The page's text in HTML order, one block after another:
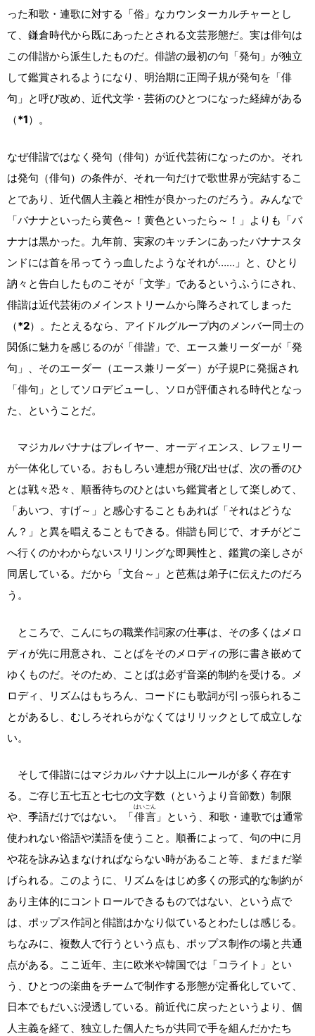
った和歌・連歌に対する「俗」なカウンターカルチャーとし
て、鎌倉時代から既にあったとされる文芸形態だ。実は俳句は
この俳諧から派生したものだ。俳諧の最初の句「発句」が独立
して鑑賞されるようになり、明治期に正岡子規が発句を「俳
句」と呼び改め、近代文学・芸術のひとつになった経緯がある
（*1）。
なぜ俳諧ではなく発句（俳句）が近代芸術になったのか。それ
は発句（俳句）の条件が、それ一句だけで歌世界が完結するこ
とであり、近代個人主義と相性が良かったのだろう。みんなで
「バナナといったら黄色～！黄色といったら～！」よりも「バ
ナナは黒かった。九年前、実家のキッチンにあったバナナスタ
ンドには首を吊ってうっ血したようなそれが……」と、ひとり
訥々と告白したものこそが「文学」であるというふうにされ、
俳諧は近代芸術のメインストリームから降ろされてしまった
（*2）。たとえるなら、アイドルグループ内のメンバー同士の
関係に魅力を感じるのが「俳諧」で、エース兼リーダーが「発
句」、そのエーダー（エース兼リーダー）が子規Pに発掘され
「俳句」としてソロデビューし、ソロが評価される時代となっ
た、ということだ。
マジカルバナナはプレイヤー、オーディエンス、レフェリー
が一体化している。おもしろい連想が飛び出せば、次の番のひ
とは戦々恐々、順番待ちのひとはいち鑑賞者として楽しめて、
「あいつ、すげ～」と感心することもあれば「それはどうな
ん？」と異を唱えることもできる。俳諧も同じで、オチがどこ
へ行くのかわからないスリリングな即興性と、鑑賞の楽しさが
同居している。だから「文台～」と芭蕉は弟子に伝えたのだろ
う。
ところで、こんにちの職業作詞家の仕事は、その多くはメロ
ディが先に用意され、ことばをそのメロディの形に書き嵌めて
ゆくものだ。そのため、ことばは必ず音楽的制約を受ける。メ
ロディ、リズムはもちろん、コードにも歌詞が引っ張られるこ
とがあるし、むしろそれらがなくてはリリックとして成立しな
い。
そして俳諧にはマジカルバナナ以上にルールが多く存在す
る。ご存じ五七五と七七の文字数（というより音節数）制限
や、季語だけではない。「俳言
はいごん
」という、和歌・連歌では通常
使われない俗語や漢語を使うこと。順番によって、句の中に月
や花を詠み込まなければならない時があること等、まだまだ挙
げられる。このように、リズムをはじめ多くの形式的な制約が
あり主体的にコントロールできるものではない、という点で
は、ポップス作詞と俳諧はかなり似ているとわたしは感じる。
ちなみに、複数人で行うという点も、ポップス制作の場と共通
点がある。ここ近年、主に欧米や韓国では「コライト」とい
う、ひとつの楽曲をチームで制作する形態が定番化していて、
日本でもだいぶ浸透している。前近代に戻ったというより、個
人主義を経て、独立した個人たちが共同で手を組んだかたち